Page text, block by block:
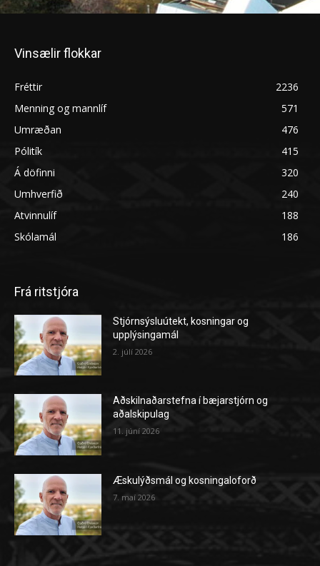
Vinsælir flokkar
Fréttir
2236
Menning og mannlíf
571
Umræðan
476
Pólitík
415
Á döfinni
320
Umhverfið
240
Atvinnulíf
188
Skólamál
186
Frá ritstjóra
Stjórnsýsluútekt, kosningar og
upplýsingamál
2. júlí 2026
Aðskilnaðarstefna í bæjarstjórn og
aðalskipulag
11. júní 2026
Æskulýðsmál og kosningaloforð
7. maí 2026